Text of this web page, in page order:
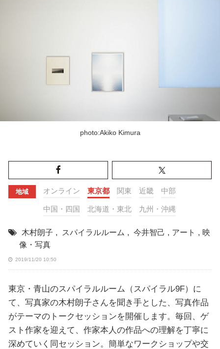
photo:Akiko Kimura
地域 オンライン 東京都 関東 近畿 中部
中国・四国 北海道・東北 九州・沖縄
木村朗子 , スパイラルルーム , 今井智己 , アート , 映
像・写真
2019/11/20 10:50
東京・青山のスパイラルルーム（スパイラル9F）に
て、写真家の木村朗子さんを聞き手とした、写真作品
がテーマのトークセッションを開催します。毎回、ゲ
スト作家を迎えて、作家本人の作品への理解を丁寧に
深めていく同セッション。簡単なワークショップや交